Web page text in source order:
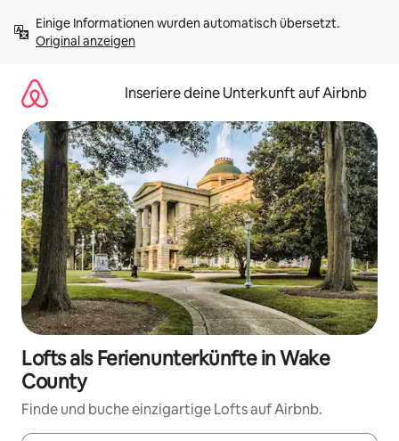
Inhalten
springenOriginal anzeigen
Inseriere deine Unterkunft auf Airbnb
Lofts als Ferienunterkünfte in Wake
County
Finde und buche einzigartige Lofts auf Airbnb.